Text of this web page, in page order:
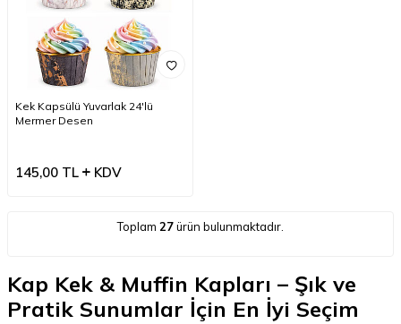
Kek Kapsülü Yuvarlak 24'lü
Mermer Desen
145,00 TL KDV
Toplam 27ürün bulunmaktadır.
Kap Kek & Muffin Kapları – Şık ve
Pratik Sunumlar İçin En İyi Seçim